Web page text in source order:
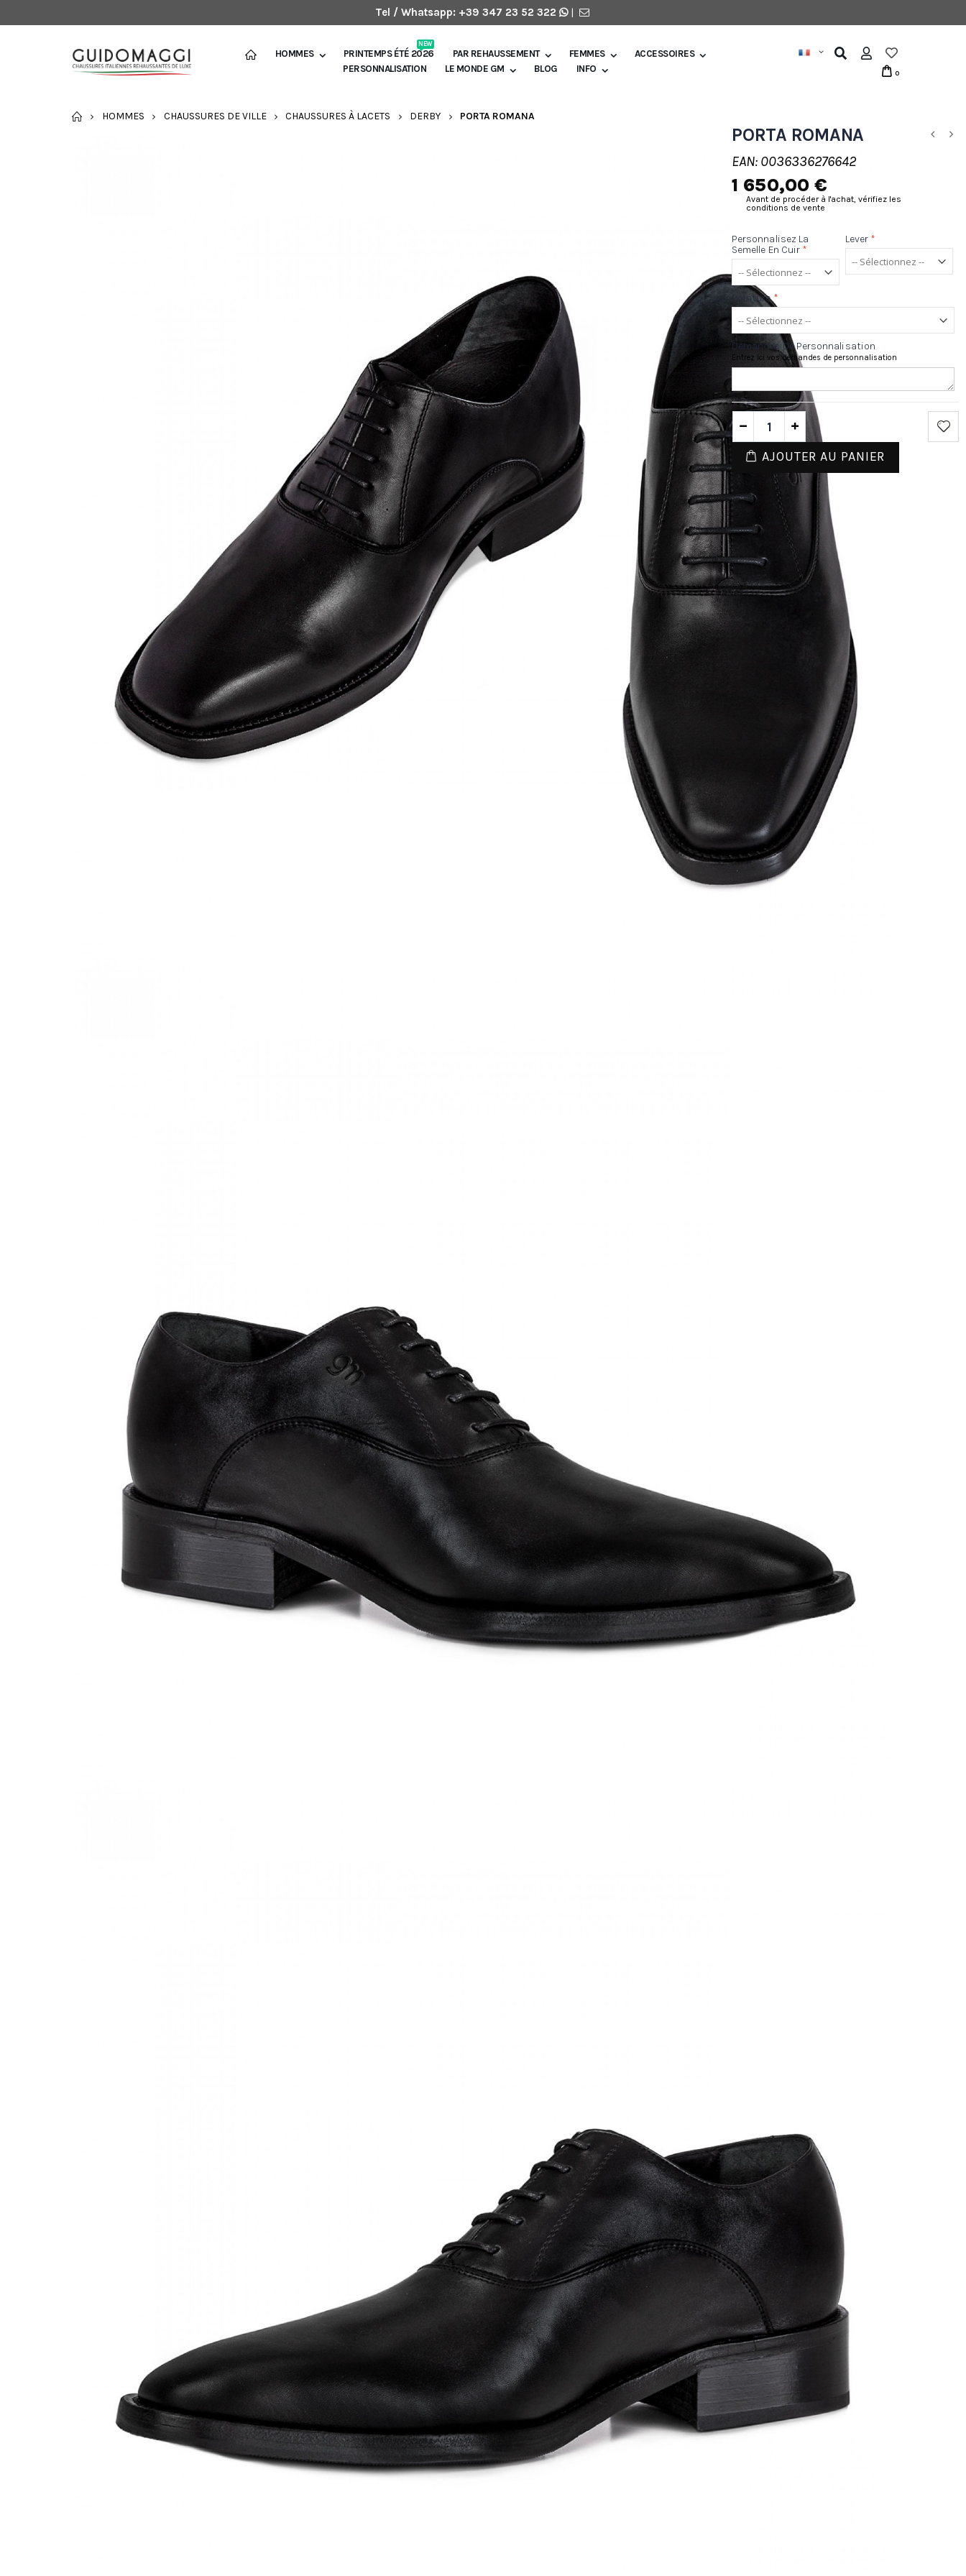
Tel / Whatsapp: +39 347 23 52 322 |
HOMMES PRINTEMPS ÉTÉ 2026
NEW
PAR REHAUSSEMENT FEMMES
ACCESSOIRES
PERSONNALISATION
LE MONDE GM BLOG INFO 0
ACCUEIL
HOMMES CHAUSSURES DE VILLE CHAUSSURES À LACETS DERBY PORTA ROMANA
PORTA ROMANA
EAN: 0036336276642
1 650,00 €
Avant de procéder à l'achat, vérifiez les
conditions de vente
Personnalisez La
Semelle En Cuir *
Lever *
Pointure*
Demandes De Personnalisation
Entrez ici vos demandes de personnalisation
AJOUTER AU PANIER